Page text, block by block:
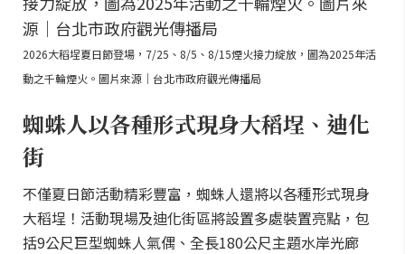
2026大稻埕夏日節登場，7/25、8/5、8/15煙火接力綻放，圖為2025年活
動之千輪煙火。圖片來源｜台北市政府觀光傳播局
蜘蛛人以各種形式現身大稻埕、迪化
街
不僅夏日節活動精彩豐富，蜘蛛人還將以各種形式現身
大稻埕！活動現場及迪化街區將設置多處裝置亮點，包
括9公尺巨型蜘蛛人氣偶、全長180公尺主題水岸光廊